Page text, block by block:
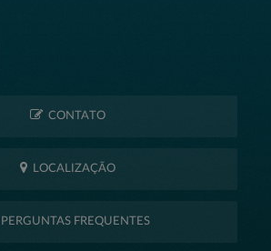
CONTATO
LOCALIZAÇÃO
PERGUNTAS FREQUENTES